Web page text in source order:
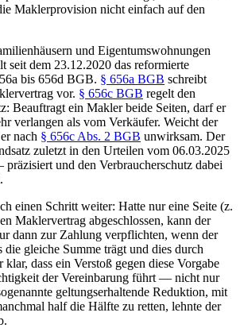
Maklerprovision nicht einfach auf den
und Eigentumswohnungen
seit dem 23.12.2020 das reformierte
bis 656d BGB. § 656a BGB schreibt
vor. § 656c BGB regelt den
Beauftragt ein Makler beide Seiten, darf er
verlangen als vom Verkäufer. Weicht der
nach § 656c Abs. 2 BGB unwirksam. Der
zuletzt in den Urteilen vom 06.03.2025
und den Verbraucherschutz dabei
einen Schritt weiter: Hatte nur eine Seite (z.
Maklervertrag abgeschlossen, kann der
dann zur Zahlung verpflichten, wenn der
die gleiche Summe trägt und dies durch
dass ein Verstoß gegen diese Vorgabe
der Vereinbarung führt — nicht nur
geltungserhaltende Reduktion, mit
half die Hälfte zu retten, lehnte der